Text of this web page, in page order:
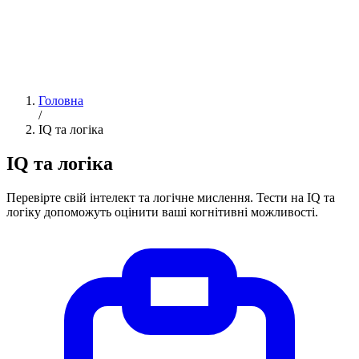
Головна
/
IQ та логіка
IQ та логіка
Перевірте свій інтелект та логічне мислення. Тести на IQ та
логіку допоможуть оцінити ваші когнітивні можливості.